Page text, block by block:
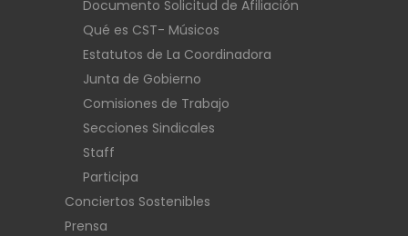
Documento Solicitud de Afiliación
Qué es CST- Músicos
Estatutos de La Coordinadora
Junta de Gobierno
Comisiones de Trabajo
Secciones Sindicales
Staff
Participa
Conciertos Sostenibles
Prensa